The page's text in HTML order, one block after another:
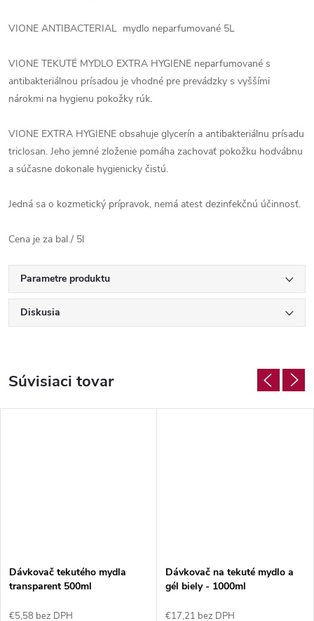
VIONE ANTIBACTERIAL mydlo neparfumované 5L
VIONE TEKUTÉ MYDLO EXTRA HYGIENE neparfumované s
antibakteriálnou prísadou je vhodné pre prevádzky s vyššími
nárokmi na hygienu pokožky rúk.
VIONE EXTRA HYGIENE obsahuje glycerín a antibakteriálnu prísadu
triclosan. Jeho jemné zloženie pomáha zachovať pokožku hodvábnu
a súčasne dokonale hygienicky čistú.
Jedná sa o kozmetický prípravok, nemá atest dezinfekčnú účinnosť.
Cena je za bal./ 5l
Parametre produktu
Diskusia
Súvisiaci tovar
Dávkovač tekutého mydla
transparent 500ml
€5,58 bez DPH
Dávkovač na tekuté mydlo a
gél biely - 1000ml
€17,21 bez DPH